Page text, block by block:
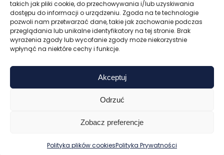
takich jak pliki cookie, do przechowywania i/lub uzyskiwania
dostępu do informacji o urządzeniu. Zgoda na te technologie
pozwoli nam przetwarzać dane, takie jak zachowanie podczas
przeglądania lub unikalne identyfikatory na tej stronie. Brak
wyrażenia zgody lub wycofanie zgody może niekorzystnie
wpłynąć na niektóre cechy i funkcje.
Akceptuj
Odrzuć
Zobacz preferencje
Polityka plików cookiesPolityka Prywatności
RODOREGULAMINPOLITYKA PRYWATNOŚCI
Certyfikat SSL
Zaufany sprzedawca
Sprawdź opinie
Kup bez nadruku
Wyceń z logo
Zaloguj Start